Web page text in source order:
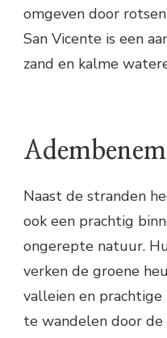
omgeven door
San Vicente is een
zand en kalme
Naast de stranden
ook een prachtig
ongerepte natuur.
verken de groene
valleien en
te wandelen door